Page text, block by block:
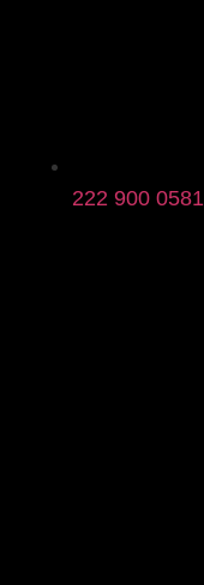
222 900 0581